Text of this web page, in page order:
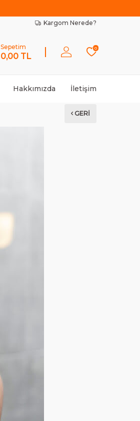
Kargom Nerede?
Sepetim
0,00 TL
0
Hakkımızda İletişim
GERI